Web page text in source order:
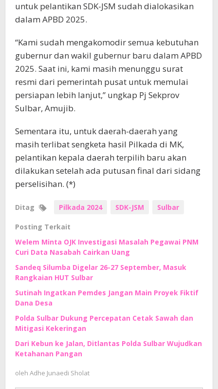
untuk pelantikan SDK-JSM sudah dialokasikan
dalam APBD 2025.
“Kami sudah mengakomodir semua kebutuhan
gubernur dan wakil gubernur baru dalam APBD
2025. Saat ini, kami masih menunggu surat
resmi dari pemerintah pusat untuk memulai
persiapan lebih lanjut,” ungkap Pj Sekprov
Sulbar, Amujib.
Sementara itu, untuk daerah-daerah yang
masih terlibat sengketa hasil Pilkada di MK,
pelantikan kepala daerah terpilih baru akan
dilakukan setelah ada putusan final dari sidang
perselisihan. (*)
Ditag Pilkada 2024 SDK-JSM Sulbar
Posting Terkait
Welem Minta OJK Investigasi Masalah Pegawai PNM
Curi Data Nasabah Cairkan Uang
Sandeq Silumba Digelar 26-27 September, Masuk
Rangkaian HUT Sulbar
Sutinah Ingatkan Pemdes Jangan Main Proyek Fiktif
Dana Desa
Polda Sulbar Dukung Percepatan Cetak Sawah dan
Mitigasi Kekeringan
Dari Kebun ke Jalan, Ditlantas Polda Sulbar Wujudkan
Ketahanan Pangan
oleh Adhe Junaedi Sholat